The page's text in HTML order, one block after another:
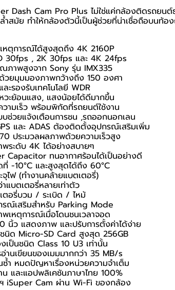
Dash Cam Pro Plus ไม่ใช่แค่กล้องติดรถ
ล้ำสมัย ทำให้กล้องตัวนี้เป็นผู้ช่วยที่น่าเชื่อถือบนท้อ
ตุการณ์ได้สูงสุดถึง 4K 2160P
30fps , 2K 30fps และ 4K 24fps
ภาพสูงจาก Sony รุ่น IMX335
วยมุมมองภาพกว้างถึง 150 องศา
ะรองรับเทคโนโลยี WDR
วะย้อนแสง, แสงน้อยได้ดีมากขึ้น
วามเร็ว พร้อมพิกัดที่รถยนต์ใช้งาน
บช่วยแจ้งเตือนการชน ,รถออกนอกเลน
และ ADAS ต้องติดตั้งอุปกรณ์เสริมเพิ่ม
ประมวลผลภาพด้วยความเร็วสูง
ระดับ 4K ได้อย่างสบายๆ
Capacitor ทนอากาศร้อนได้เป็นอย่างดี
-10°C และสูงสุดได้ถึง 60°C
จุไฟ (ทำงานคล้ายแบตเตอรี่)
แบตเตอรี่หลายเท่าตัว
อรี่บวม / ระเบิด / ไหม้
รณ์เสริมสำหรับ Parking Mode
เหตุการณ์เมื่อโดนชนเวลาจอด
นิ้ว แสดงภาพ และปรับการตั้งค่าได้ง่าย
นิด Micro-SD Card สูงสุด 256GB
ป็นชนิด Class 10 U3 เท่านั้น
านเขียนของเมมมากกว่า 35 MB/s
ำ หมดปัญหาเรื่องหน่วยความจำเต็ม
น และแอปพลิเคชันภาษาไทย 100%
iSuper Cam ผ่าน Wi-Fi ของกล้อง